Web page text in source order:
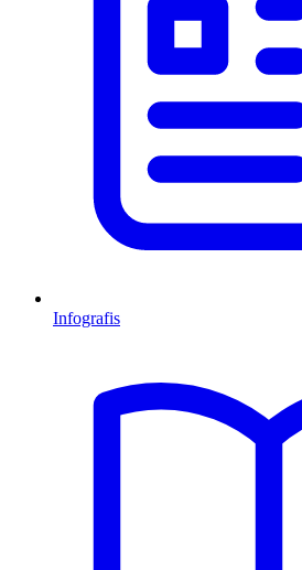
Infografis